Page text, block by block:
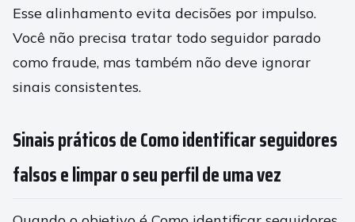
Esse alinhamento evita decisões por impulso.
Você não precisa tratar todo seguidor parado
como fraude, mas também não deve ignorar
sinais consistentes.
Sinais práticos de Como identificar seguidores
falsos e limpar o seu perfil de uma vez